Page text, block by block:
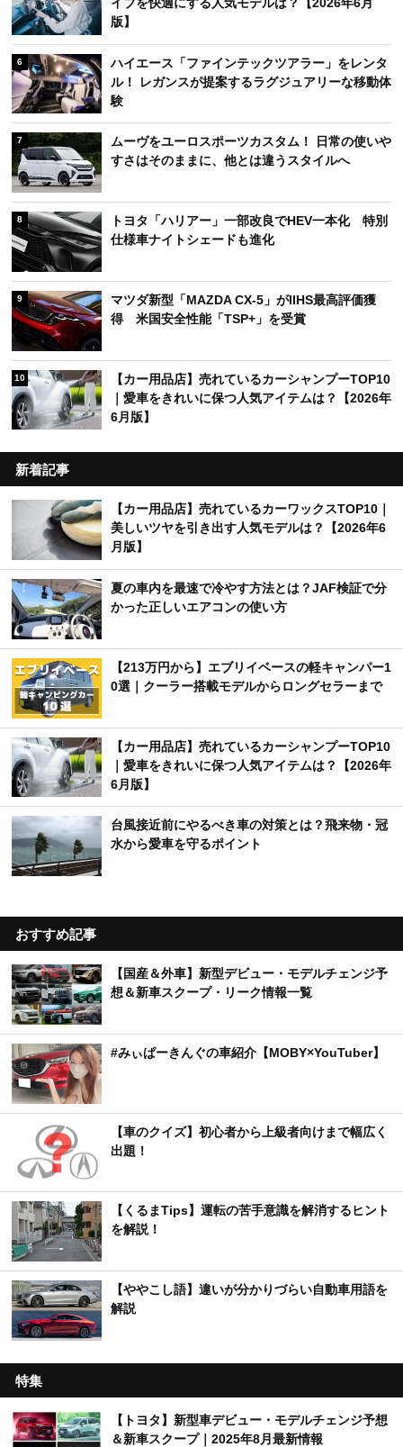
版】
6
ハイエース「ファインテックツアラー」をレンタ
ル！ レガンスが提案するラグジュアリーな移動体
験
7
ムーヴをユーロスポーツカスタム！ 日常の使いや
すさはそのままに、他とは違うスタイルへ
8
トヨタ「ハリアー」一部改良でHEV一本化 特別
仕様車ナイトシェードも進化
9
マツダ新型「MAZDA CX-5」がIIHS最高評価獲
得 米国安全性能「TSP+」を受賞
10
【カー用品店】売れているカーシャンプーTOP10
｜愛車をきれいに保つ人気アイテムは？【2026年
6月版】
新着記事
【カー用品店】売れているカーワックスTOP10｜
美しいツヤを引き出す人気モデルは？【2026年6
月版】
夏の車内を最速で冷やす方法とは？JAF検証で分
かった正しいエアコンの使い方
【213万円から】エブリイベースの軽キャンパー1
0選｜クーラー搭載モデルからロングセラーまで
【カー用品店】売れているカーシャンプーTOP10
｜愛車をきれいに保つ人気アイテムは？【2026年
6月版】
台風接近前にやるべき車の対策とは？飛来物・冠
水から愛車を守るポイント
おすすめ記事
【国産＆外車】新型デビュー・モデルチェンジ予
想＆新車スクープ・リーク情報一覧
#みぃぱーきんぐの車紹介【MOBY×YouTuber】
【車のクイズ】初心者から上級者向けまで幅広く
出題！
【くるまTips】運転の苦手意識を解消するヒント
を解説！
【ややこし語】違いが分かりづらい自動車用語を
解説
特集
【トヨタ】新型車デビュー・モデルチェンジ予想
＆新車スクープ｜2025年8月最新情報